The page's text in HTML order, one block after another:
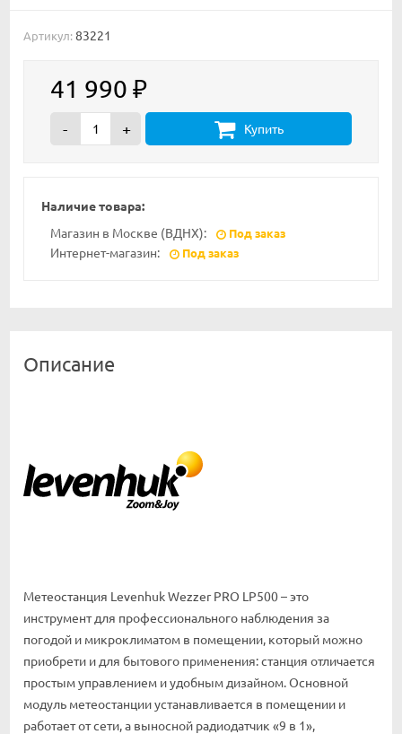
Артикул: 83221
41 990 ₽
- + Купить
Наличие товара:
Магазин в Москве (ВДНХ):
Под заказ
Интернет-магазин: Под заказ
Описание
Метеостанция Levenhuk Wezzer PRO LP500 – это
инструмент для профессионального наблюдения за
погодой и микроклиматом в помещении, который можно
приобрети и для бытового применения: станция отличается
простым управлением и удобным дизайном. Основной
модуль метеостанции устанавливается в помещении и
работает от сети, а выносной радиодатчик «9 в 1»,